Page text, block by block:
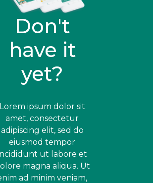
Don't
have it
yet?
Lorem ipsum dolor sit
amet, consectetur
adipiscing elit, sed do
eiusmod tempor
ut labore et
magna aliqua. Ut
ad minim veniam,